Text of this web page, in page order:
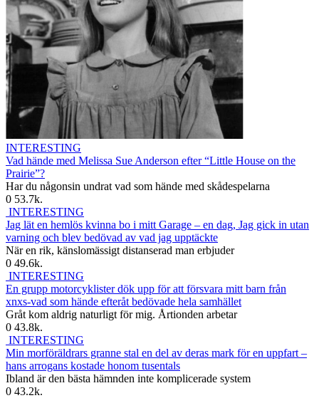
INTERESTING
Vad hände med Melissa Sue Anderson efter “Little House on the
Prairie”?
Har du någonsin undrat vad som hände med skådespelarna
0 53.7k.
INTERESTING
Jag lät en hemlös kvinna bo i mitt Garage – en dag, Jag gick in utan
varning och blev bedövad av vad jag upptäckte
När en rik, känslomässigt distanserad man erbjuder
0 49.6k.
INTERESTING
En grupp motorcyklister dök upp för att försvara mitt barn från
xnxs-vad som hände efteråt bedövade hela samhället
Gråt kom aldrig naturligt för mig. Årtionden arbetar
0 43.8k.
INTERESTING
Min morföräldrars granne stal en del av deras mark för en uppfart –
hans arrogans kostade honom tusentals
Ibland är den bästa hämnden inte komplicerade system
0 43.2k.